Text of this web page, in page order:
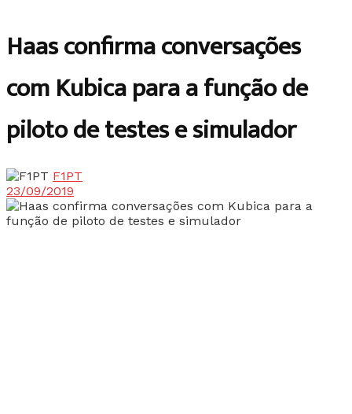
Haas confirma conversações
com Kubica para a função de
piloto de testes e simulador
F1PT
23/09/2019